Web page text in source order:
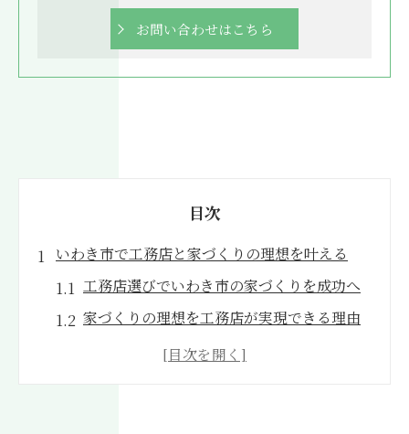
お問い合わせはこちら
目次
いわき市で工務店と家づくりの理想を叶える
工務店選びでいわき市の家づくりを成功へ
家づくりの理想を工務店が実現できる理由
いわき市の工務店が叶える注文住宅の魅力